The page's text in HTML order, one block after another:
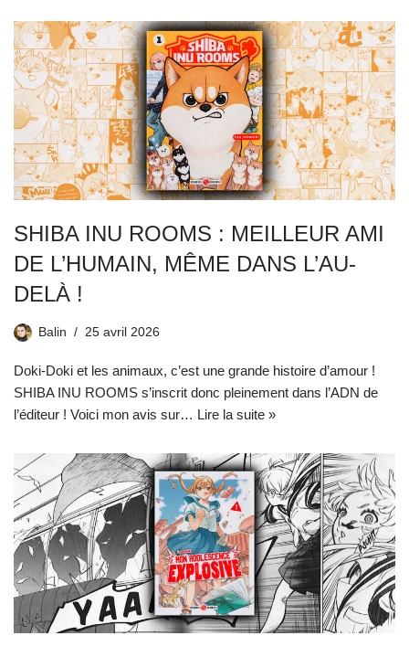
SHIBA INU ROOMS : MEILLEUR AMI
DE L’HUMAIN, MÊME DANS L’AU-
DELÀ !
Balin 25 avril 2026
Doki-Doki et les animaux, c’est une grande histoire d’amour !
SHIBA INU ROOMS s’inscrit donc pleinement dans l’ADN de
l’éditeur ! Voici mon avis sur… Lire la suite »